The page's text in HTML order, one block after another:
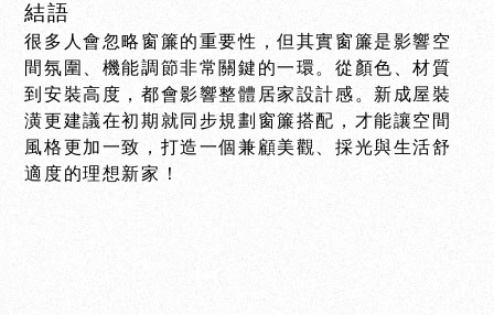
結語
很多人會忽略窗簾的重要性，但其實窗簾是影響空
間氛圍、機能調節非常關鍵的一環。從顏色、材質
到安裝高度，都會影響整體居家設計感。新成屋裝
潢更建議在初期就同步規劃窗簾搭配，才能讓空間
風格更加一致，打造一個兼顧美觀、採光與生活舒
適度的理想新家！